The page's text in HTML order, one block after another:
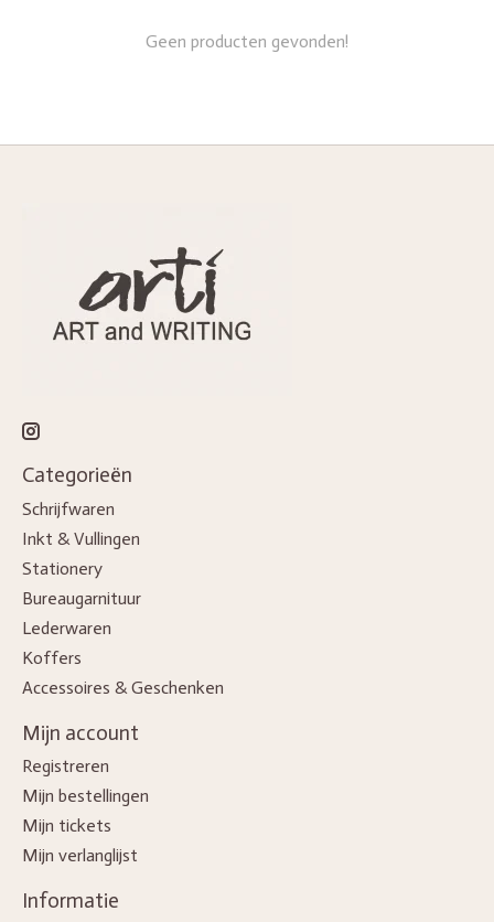
Geen producten gevonden!
Categorieën
Schrijfwaren
Inkt & Vullingen
Stationery
Bureaugarnituur
Lederwaren
Koffers
Accessoires & Geschenken
Mijn account
Registreren
Mijn bestellingen
Mijn tickets
Mijn verlanglijst
Informatie